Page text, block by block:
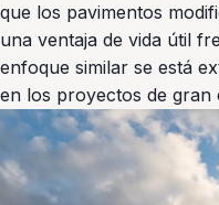
que los pavimentos
una ventaja de vida útil
enfoque similar se está
en los proyectos de gran